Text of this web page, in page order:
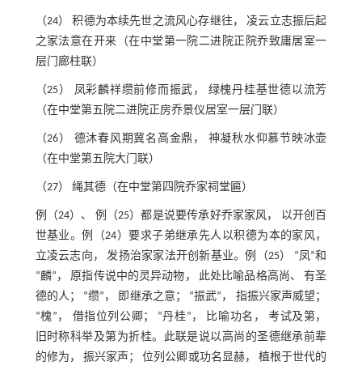
（24） 积德为本续先世之流风心存继往， 凌云立志振后起
之家法意在开来（在中堂第一院二进院正院乔致庸居室一
层门廊柱联）
（25） 凤彩麟祥缵前修而振武， 绿槐丹桂基世德以流芳
（在中堂第五院二进院正房乔景仪居室一层门联）
（26） 德沐春风期冀名高金鼎， 神凝秋水仰慕节映冰壶
（在中堂第五院大门联）
（27） 绳其德（在中堂第四院乔家祠堂匾）
例（24）、 例（25）都是说要传承好乔家家风， 以开创百
世基业。例（24）要求子弟继承先人以积德为本的家风，
立凌云志向， 发扬治家家法开创新基业。例（25） “凤”和
“麟”， 原指传说中的灵异动物， 此处比喻品格高尚、 有圣
德的人； “缵”， 即继承之意； “振武”， 指振兴家声威望；
“槐”， 借指位列公卿； “丹桂”， 比喻功名， 考试及第，
旧时称科举及第为折桂。此联是说以高尚的圣德继承前辈
的修为， 振兴家声； 位列公卿或功名显赫， 植根于世代的